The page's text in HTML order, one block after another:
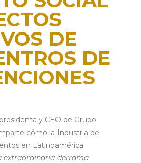
DE
DE
y CEO de Grupo
cómo la Industria de
en Latinoamérica
extraordinaria derrama